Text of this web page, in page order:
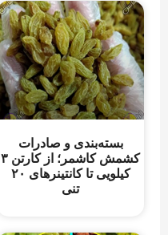
بسته‌بندی و صادرات
کشمش کاشمر؛ از کارتن ۳
کیلویی تا کانتینرهای ۲۰
تنی